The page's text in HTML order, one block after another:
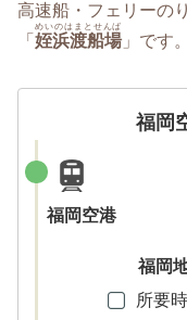
高速船・フェリーの
「 姪浜渡船場
めいのはまとせんば
」です。
福岡
福岡空港
福岡
所要